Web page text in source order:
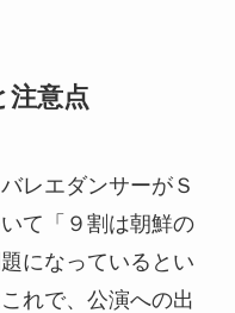
注意点
レエダンサーがＳ
て「９割は朝鮮の
になっているとい
れで、公演への出